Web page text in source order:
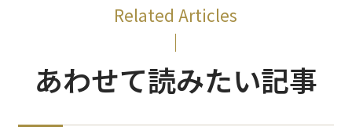
Related Articles
あわせて読みたい記事